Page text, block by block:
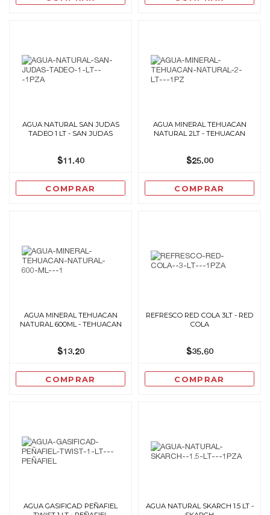
AGUA NATURAL SAN JUDAS
TADEO 1 LT - SAN JUDAS
$11.40
COMPRAR
AGUA MINERAL TEHUACAN
NATURAL 2LT - TEHUACAN
$25.00
COMPRAR
AGUA MINERAL TEHUACAN
NATURAL 600ML - TEHUACAN
$13.20
COMPRAR
REFRESCO RED COLA 3LT - RED
COLA
$35.60
COMPRAR
AGUA GASIFICAD PEÑAFIEL
AGUA NATURAL SKARCH 1.5 LT -